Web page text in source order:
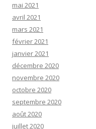
mai 2021
avril 2021
mars 2021
février 2021
janvier 2021
décembre 2020
novembre 2020
octobre 2020
septembre 2020
août 2020
juillet 2020